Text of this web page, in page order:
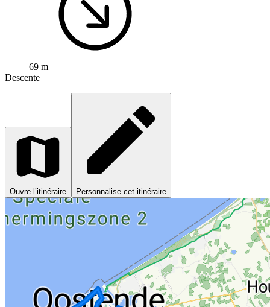
69 m
Descente
Ouvre l’itinéraire Personnalise cet itinéraire